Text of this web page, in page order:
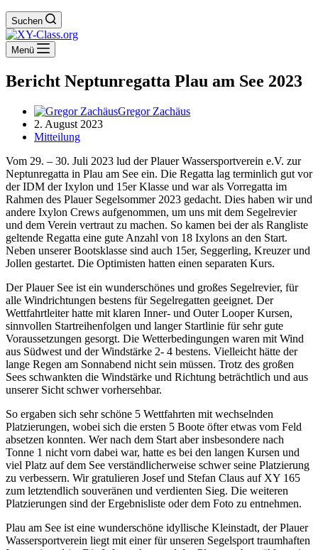
Suchen
Menü
Bericht Neptunregatta Plau am See 2023
Gregor Zachäus
2. August 2023
Mitteilung
Vom 29. – 30. Juli 2023 lud der Plauer Wassersportverein e.V. zur
Neptunregatta in Plau am See ein. Die Regatta lag terminlich gut vor
der IDM der Ixylon und 15er Klasse und war als Vorregatta im
Rahmen des Plauer Segelsommer 2023 gedacht. Dies haben wir und
andere Ixylon Crews aufgenommen, um uns mit dem Segelrevier
und dem Verein vertraut zu machen. So kamen bei der als Rangliste
geltende Regatta eine gute Anzahl von 18 Ixylons an den Start.
Neben unserer Bootsklasse sind auch 15er, Seggerling, Kreuzer und
Jollen gestartet. Die Optimisten hatten einen separaten Kurs.
Der Plauer See ist ein wunderschönes und großes Segelrevier, für
alle Windrichtungen bestens für Segelregatten geeignet. Der
Wettfahrtleiter hatte mit klaren Inner- und Outer Looper Kursen,
sinnvollen Startreihenfolgen und langer Startlinie für sehr gute
Voraussetzungen gesorgt. Die Wetterbedingungen waren mit Wind
aus Südwest und der Windstärke 2- 4 bestens. Vielleicht hätte der
lange Regen am Sonnabend nicht sein müssen. Trotz des großen
Sees schwankten die Windstärke und Richtung beträchtlich und aus
unserer Sicht schwer vorhersehbar.
So ergaben sich sehr schöne 5 Wettfahrten mit wechselnden
Platzierungen, wobei sich die ersten 5 Boote öfter etwas vom Feld
absetzen konnten. Wer nach dem Start aber insbesondere nach
Tonne 1 nicht vorn dabei war, hatte es bei den langen Kursen und
viel Platz auf dem See verständlicherweise schwer seine Platzierung
zu verbessern. Wir gratulieren Josef und Stefan Claus auf XY 165
zum letztendlich souveränen und verdienten Sieg. Die weiteren
Platzierungen sind der Ergebnisliste oder dem Foto zu entnehmen.
Plau am See ist eine wunderschöne idyllische Kleinstadt, der Plauer
Wassersportverein liegt mit einer für unseren Segelsport traumhaften